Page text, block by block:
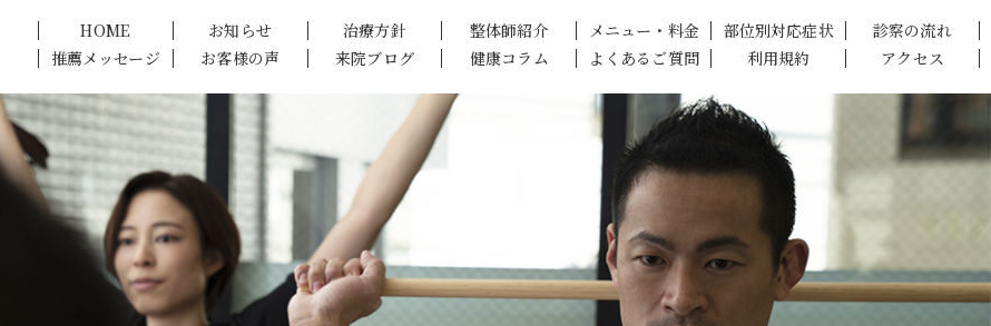
HOME お知らせ 治療方針 整体師紹介 メニュー・料金 部位別対応症状
診察の流れ
推薦メッセージ
お客様の声 来院ブログ 健康コラム よくあるご質問 利用規約 アクセス